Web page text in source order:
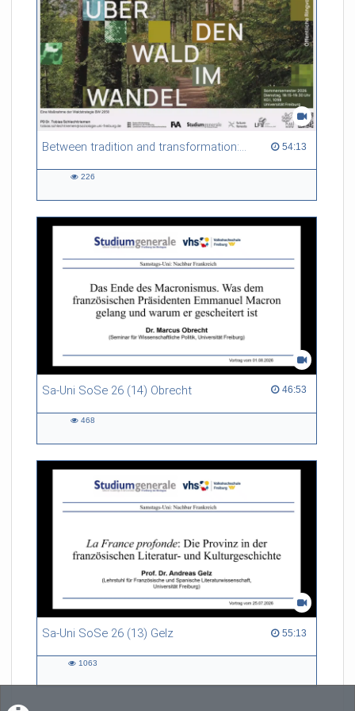
Ulrike Herrmann (taz, Berlin)
Between tradition and transformation: how owners, advisers and institutions co-create knowledge for resilient forests in Europe 54:13
54:13 duration
226
Sa-Uni SoSe 26 (14) Obrecht 46:53
46:53 duration
468
Sa-Uni SoSe 26 (13) Gelz 55:13
55:13 duration
1063